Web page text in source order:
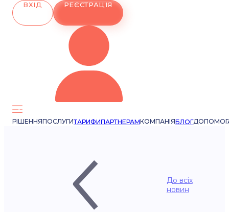
ВХІД РЕЄСТРАЦІЯ
РІШЕННЯПОСЛУГИТАРИФИПАРТНЕРАМКОМПАНІЯБЛОГ
До всіх
новин